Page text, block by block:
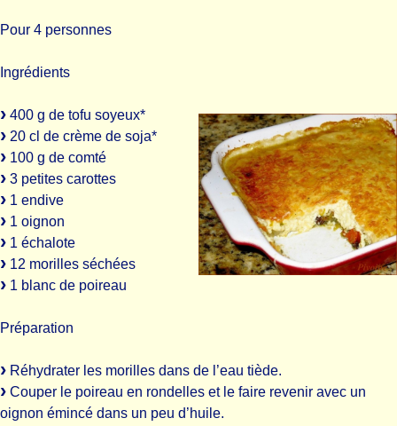
Pour 4 personnes
Ingrédients
400 g de tofu soyeux*
20 cl de crème de soja*
100 g de comté
3 petites carottes
1 endive
1 oignon
1 échalote
12 morilles séchées
1 blanc de poireau
Préparation
Réhydrater les morilles dans de l’eau tiède.
Couper le poireau en rondelles et le faire revenir avec un
oignon émincé dans un peu d’huile.